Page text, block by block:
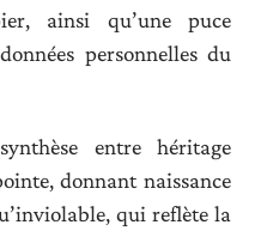
ainsi qu’une puce
personnelles du
entre héritage
donnant naissance
qui reflète la